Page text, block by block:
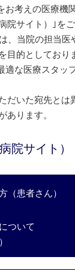
お考えの医療機
院サイト）｣をご
、当院の担当医
目的としており
適な医療スタッ
だいた宛先とは
あります。
院サイト）
（患者さん）
ついて